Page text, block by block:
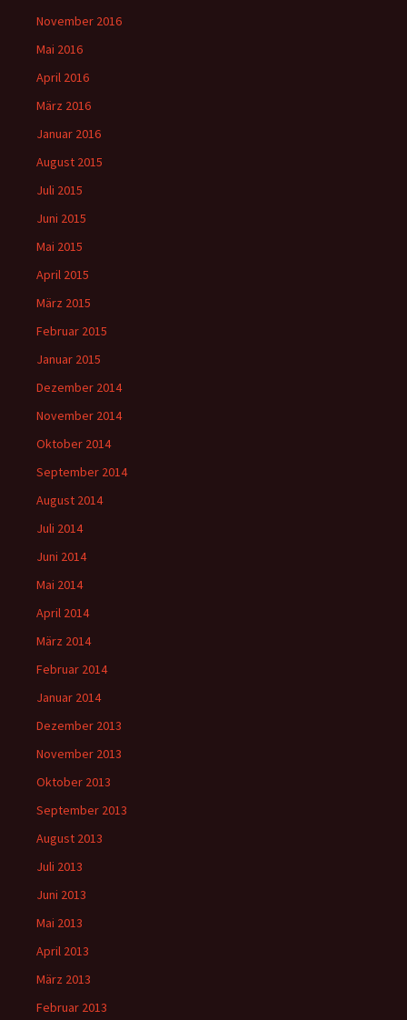
November 2016
Mai 2016
April 2016
März 2016
Januar 2016
August 2015
Juli 2015
Juni 2015
Mai 2015
April 2015
März 2015
Februar 2015
Januar 2015
Dezember 2014
November 2014
Oktober 2014
September 2014
August 2014
Juli 2014
Juni 2014
Mai 2014
April 2014
März 2014
Februar 2014
Januar 2014
Dezember 2013
November 2013
Oktober 2013
September 2013
August 2013
Juli 2013
Juni 2013
Mai 2013
April 2013
März 2013
Februar 2013